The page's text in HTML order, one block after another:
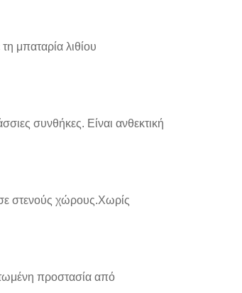
μπαταρία λιθίου
συνθήκες. Είναι ανθεκτική
στενούς χώρους.Χωρίς
προστασία από